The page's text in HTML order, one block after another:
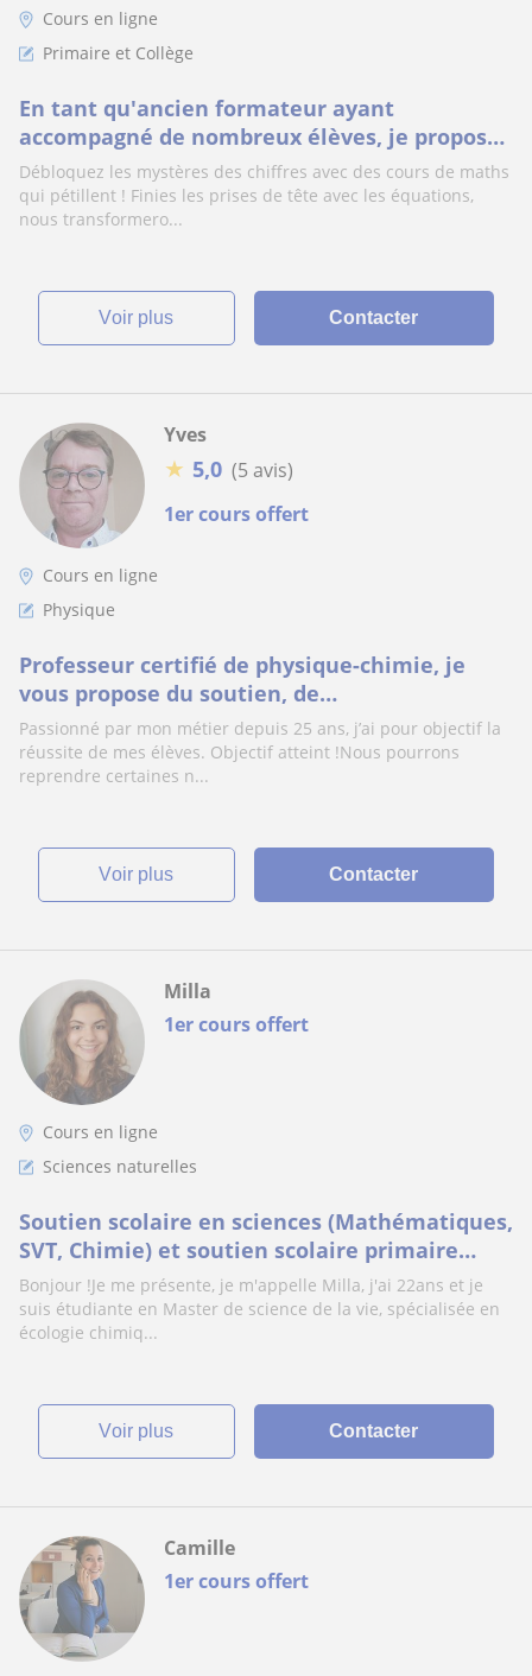
Cours en ligne
Primaire et Collège
En tant qu'ancien formateur ayant
accompagné de nombreux élèves, je propose
un soutien scolaire sur-mesure au collège
pour aider
Débloquez les mystères des chiffres avec des cours de maths
qui pétillent ! Finies les prises de tête avec les équations,
nous transformero...
voir plus Contacter
1er cours offert
Yves
★ 5,0 (5 avis)
Cours en ligne
Physique
Professeur certifié de physique-chimie, je
vous propose du soutien, de
l’approfondissement ou une remise à niveau
Passionné par mon métier depuis 25 ans, j’ai pour objectif la
réussite de mes élèves. Objectif atteint !Nous pourrons
reprendre certaines n...
voir plus Contacter
1er cours offert
Milla
Cours en ligne
Sciences naturelles
Soutien scolaire en sciences (Mathématiques,
SVT, Chimie) et soutien scolaire primaire
(toutes matières)
Bonjour !Je me présente, je m'appelle Milla, j'ai 22ans et je
suis étudiante en Master de science de la vie, spécialisée en
écologie chimiq...
voir plus Contacter
1er cours offert
Camille